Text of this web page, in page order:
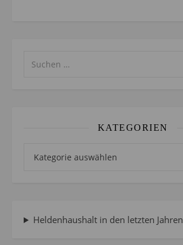
KATEGORIEN
Heldenhaushalt in den letzten Jahren